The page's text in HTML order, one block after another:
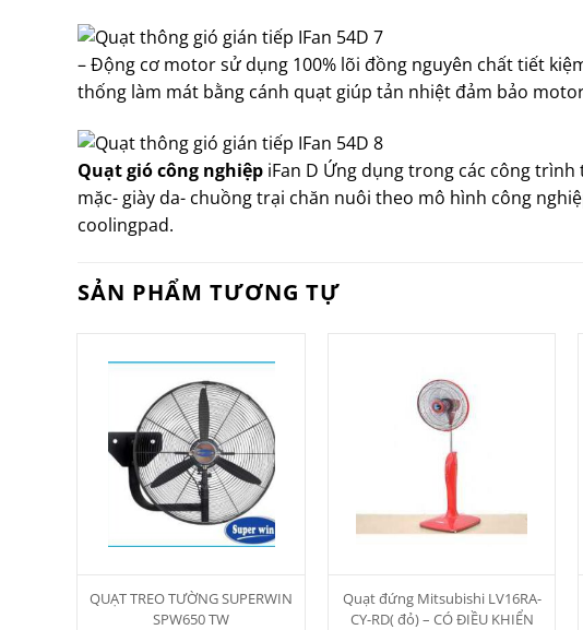
– Động cơ motor sử dụng 100% lõi đồng nguyên chất tiết
thống làm mát bằng cánh quạt giúp tản nhiệt đảm bảo
Quạt gió công nghiệp iFan D Ứng dụng trong các công
mặc- giày da- chuồng trại chăn nuôi theo mô hình công
coolingpad.
SẢN PHẨM TƯƠNG TỰ
QUẠT TREO TƯỜNG SUPERWIN
SPW650 TW
Quạt đứng Mitsubishi LV16RA-
CY-RD( đỏ) – CÓ ĐIỀU KHIỂN